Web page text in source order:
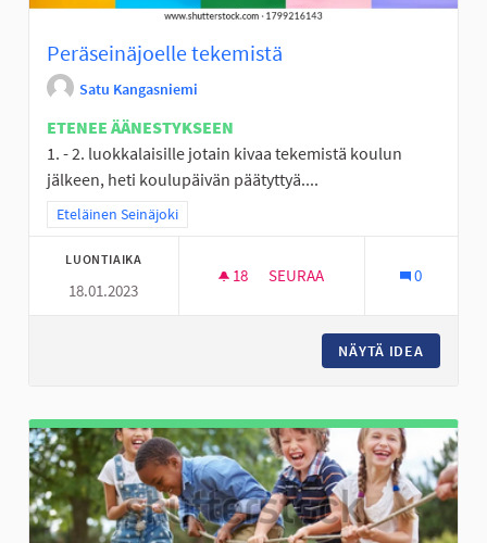
Peräseinäjoelle tekemistä
Satu Kangasniemi
ETENEE ÄÄNESTYKSEEN
1. - 2. luokkalaisille jotain kivaa tekemistä koulun
jälkeen, heti koulupäivän päätyttyä....
Rajaa tulokset teeman mukaan: Eteläinen Seinäjoki
Eteläinen Seinäjoki
LUONTIAIKA
18.01.2023
18 18 SEURAAJAA
SEURAA 0
NÄYTÄ IDEA